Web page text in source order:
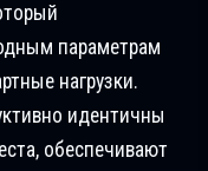
параметрам
нагрузки.
идентичны
обеспечивают